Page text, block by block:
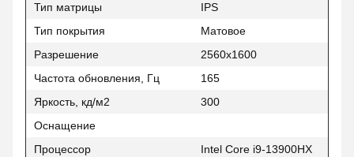
Тип матрицы
IPS
Тип покрытия
Матовое
Разрешение
2560x1600
Частота обновления, Гц
165
Яркость, кд/м2
300
Оснащение
Процессор
Intel Core i9-13900HX